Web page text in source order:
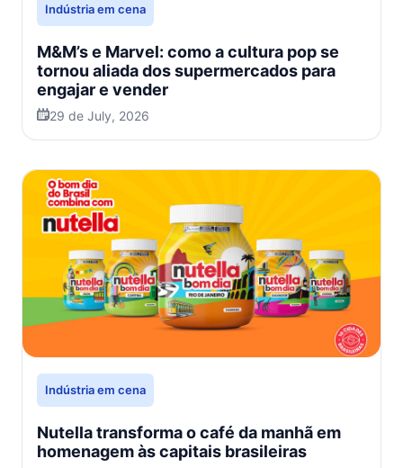
Indústria em cena
M&M’s e Marvel: como a cultura pop se
tornou aliada dos supermercados para
engajar e vender
29 de July, 2026
Indústria em cena
Nutella transforma o café da manhã em
homenagem às capitais brasileiras